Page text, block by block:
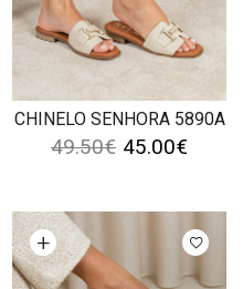
CHINELO SENHORA 5890A
49.50€ 45.00€
Ver opções